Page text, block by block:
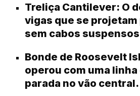
Treliça Cantilever: O
vigas que se
sem cabos
Bonde de Roosevelt
operou com uma
parada no vão central.